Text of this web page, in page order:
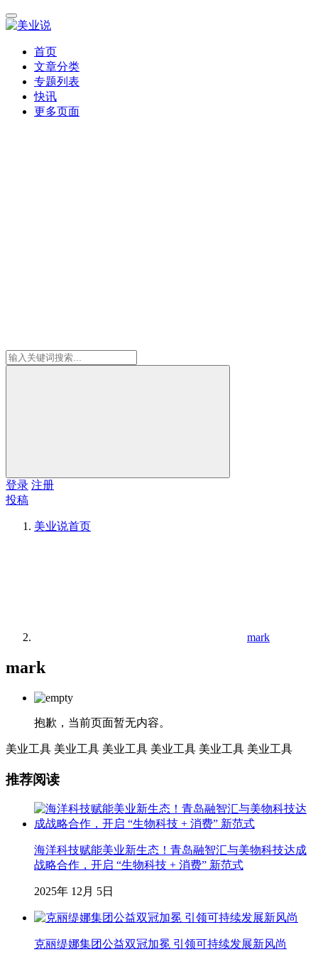
首页
文章分类
专题列表
快讯
更多页面
登录 注册
投稿
美业说首页
mark
mark
抱歉，当前页面暂无内容。
美业工具 美业工具 美业工具 美业工具 美业工具 美业工具
推荐阅读
海洋科技赋能美业新生态！青岛融智汇与美物科技达成
战略合作，开启 “生物科技 + 消费” 新范式
2025年 12月 5日
克丽缇娜集团公益双冠加冕 引领可持续发展新风尚